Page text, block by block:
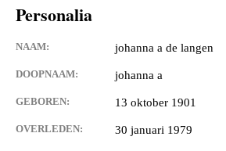
Personalia
NAAM: johanna a de langen
DOOPNAAM: johanna a
GEBOREN: 13 oktober 1901
OVERLEDEN: 30 januari 1979